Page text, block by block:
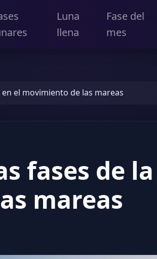
Luna
llena
Fase del
mes
el movimiento de las mareas
fases de
mareas